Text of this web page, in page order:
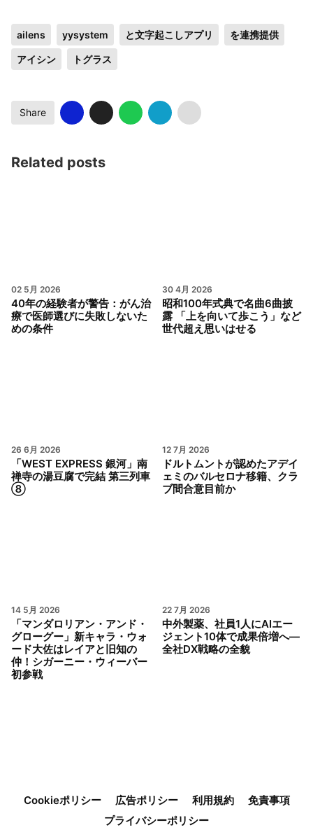
ailens yysystem と文字起こしアプリ を連携提供
アイシン トグラス
Share
Related posts
02 5月 2026
40年の経験者が警告：がん治
療で医師選びに失敗しないた
めの条件
30 4月 2026
昭和100年式典で名曲6曲披
露 「上を向いて歩こう」など
世代超え思いはせる
26 6月 2026
「WEST EXPRESS 銀河」南
禅寺の湯豆腐で完結 第三列車
⑧
12 7月 2026
ドルトムントが認めたアデイ
ェミのバルセロナ移籍、クラ
ブ間合意目前か
14 5月 2026
「マンダロリアン・アンド・
グローグー」新キャラ・ウォ
ード大佐はレイアと旧知の
仲！シガーニー・ウィーバー
初参戦
22 7月 2026
中外製薬、社員1人にAIエー
ジェント10体で成果倍増へ—
全社DX戦略の全貌
Cookieポリシー 広告ポリシー 利用規約
免責事項
プライバシーポリシー